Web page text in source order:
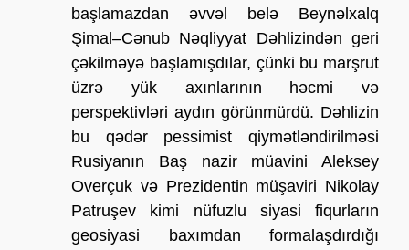
başlamazdan əvvəl belə Beynəlxalq
Şimal–Cənub Nəqliyyat Dəhlizindən geri
çəkilməyə başlamışdılar, çünki bu marşrut
üzrə yük axınlarının həcmi və
perspektivləri aydın görünmürdü. Dəhlizin
bu qədər pessimist qiymətləndirilməsi
Rusiyanın Baş nazir müavini Aleksey
Overçuk və Prezidentin müşaviri Nikolay
Patruşev kimi nüfuzlu siyasi fiqurların
geosiyasi baxımdan formalaşdırdığı